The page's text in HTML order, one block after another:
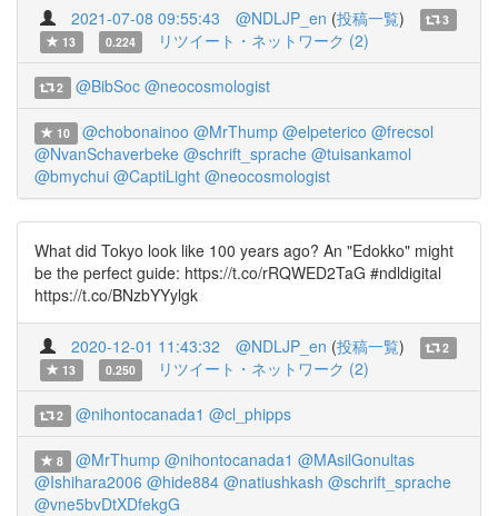
2021-07-08 09:55:43 @NDLJP_en (投稿一覧)
3
13
0.224 リツイート・ネットワーク (2)
2 @BibSoc @neocosmologist
10 @chobonainoo @MrThump @elpeterico @frecsol
@NvanSchaverbeke @schrift_sprache @tuisankamol
@bmychui @CaptiLight @neocosmologist
What did Tokyo look like 100 years ago? An "Edokko" might
be the perfect guide: https://t.co/rRQWED2TaG #ndldigital
https://t.co/BNzbYYylgk
2020-12-01 11:43:32 @NDLJP_en (投稿一覧)
2
13
0.250 リツイート・ネットワーク (2)
2 @nihontocanada1 @cl_phipps
8 @MrThump @nihontocanada1 @MAsilGonultas
@Ishihara2006 @hide884 @natiushkash @schrift_sprache
@vne5bvDtXDfekgG